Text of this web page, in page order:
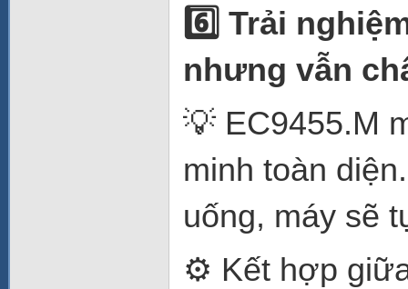
6️⃣ Trải
nhưng vẫn
💡 EC9455.M
minh toàn
uống, máy sẽ
⚙️ Kết hợp